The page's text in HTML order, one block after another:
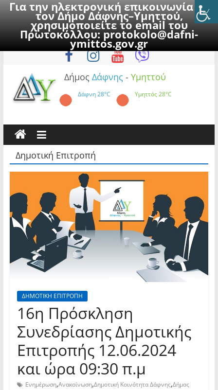
Για την ηλεκτρονική επικοινωνία με
τον Δήμο Δάφνης–Υμηττού,
χρησιμοποιείτε το email του
Πρωτοκόλλου:protokolo@dafni-
ymittos.gov.gr
to
Σάββατο, 8 Αυγούστου 2026
Δήμος Δάφνης - Υμηττού
Δάφνη28°C Υμηττός28°C
Δημοτική Επιτροπή
ΔΗΜΟΤΙΚΗ ΕΠΙΤΡΟΠΗ
16η Πρόσκληση
Συνεδρίασης Δημοτικής
Επιτροπής 12.06.2024
και ώρα 09:30 π.μ
Ενημέρωση,Ανακοίνωση,Δημοτική Κοινότητα Δάφνης,Δήμος